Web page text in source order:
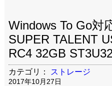
Windows To Go対
SUPER TALENT
RC4 32GB
カテゴリ： ストレージ
2017年10月27日